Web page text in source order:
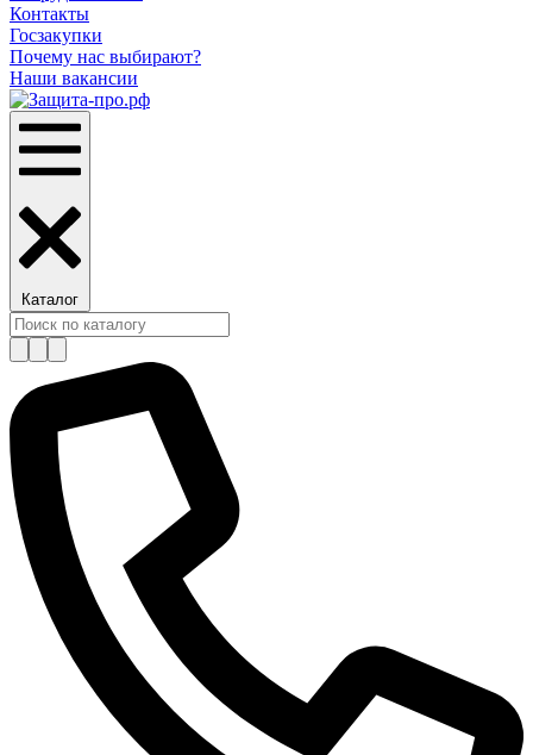
Контакты
Госзакупки
Почему нас выбирают?
Наши вакансии
Каталог